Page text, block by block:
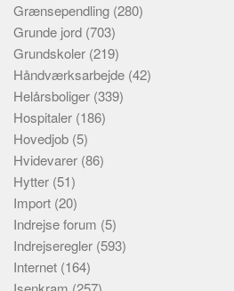
Grænsependling (280)
Grunde jord (703)
Grundskoler (219)
Håndværksarbejde (42)
Helårsboliger (339)
Hospitaler (186)
Hovedjob (5)
Hvidevarer (86)
Hytter (51)
Import (20)
Indrejse forum (5)
Indrejseregler (593)
Internet (164)